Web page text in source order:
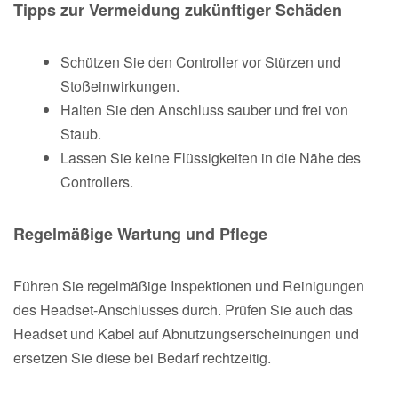
Tipps zur Vermeidung zukünftiger Schäden
Schützen Sie den Controller vor Stürzen und
Stoßeinwirkungen.
Halten Sie den Anschluss sauber und frei von
Staub.
Lassen Sie keine Flüssigkeiten in die Nähe des
Controllers.
Regelmäßige Wartung und Pflege
Führen Sie regelmäßige Inspektionen und Reinigungen
des Headset-Anschlusses durch. Prüfen Sie auch das
Headset und Kabel auf Abnutzungserscheinungen und
ersetzen Sie diese bei Bedarf rechtzeitig.